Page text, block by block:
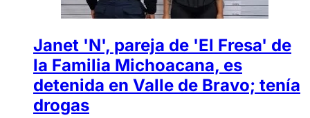
Janet 'N', pareja de 'El Fresa' de
la Familia Michoacana, es
detenida en Valle de Bravo; tenía
drogas